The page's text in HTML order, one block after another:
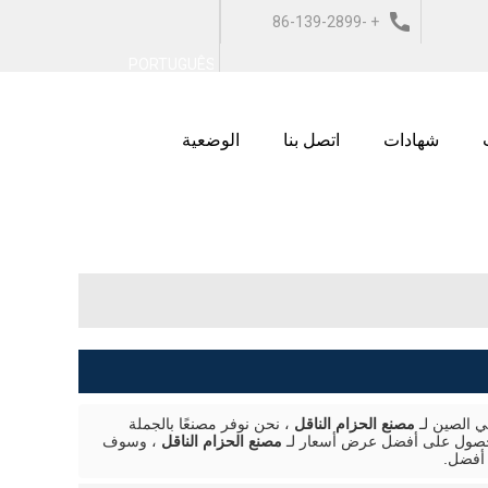
+ 86-139-2899-
شهادات اتصل بنا الوضعية
الصين لـ مصنع الحزام الناقل ، نحن نوفر مصنعًا بالجملة
على أفضل عرض أسعار لـ مصنع الحزام الناقل ، وسوف